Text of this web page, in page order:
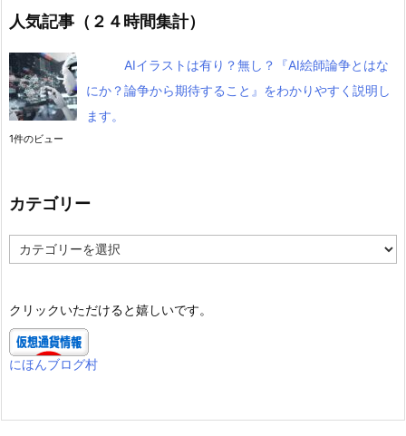
人気記事（２４時間集計）
AIイラストは有り？無し？『AI絵師論争とはな
にか？論争から期待すること』をわかりやすく説明し
ます。
1件のビュー
カテゴリー
テ
ー
クリックいただけると嬉しいです。
にほんブログ村